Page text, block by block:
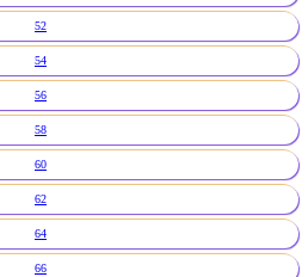
52
54
56
58
60
62
64
66